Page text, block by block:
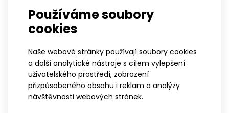
Používáme soubory
cookies
Naše webové stránky používají soubory cookies
a další analytické nástroje s cílem vylepšení
uživatelského prostředí, zobrazení
přizpůsobeného obsahu i reklam a analýzy
návštěvnosti webových stránek.
1 099 Kč
Dětské cyklokalhoty SATO MINI májí přiléhavý velmi úzký střih,
který vyhovuje dětem drobné postavy.K..
1 099 Kč
769 Kč
-30%